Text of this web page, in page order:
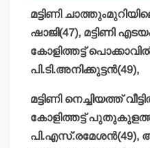
മട്ടിണി
ഷാജി(47), മട്ടിണി
കോളിത്തട്ട് പൊക്കാവില്‍
പി.ടി.അനിക്കുട്ടന്‍(49),
മട്ടിണി നെച്ചിയത്ത്
കോളിത്തട്ട്
പി.എസ്.രമേശന്‍(49),